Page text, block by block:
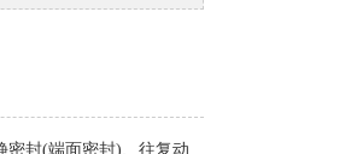
密封(端面密封)、往复动